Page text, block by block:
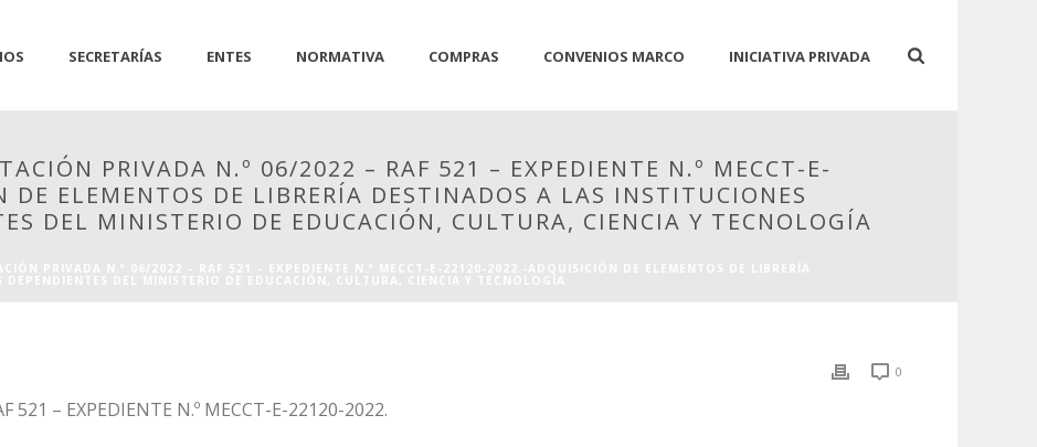
SECRETARÍAS ENTES NORMATIVA COMPRAS CONVENIOS MARCO INICIATIVA PRIVADA
PRIVADA N.º 06/2022 – RAF 521 – EXPEDIENTE N.º MECCT-E-
ELEMENTOS DE LIBRERÍA DESTINADOS A LAS INSTITUCIONES
DEL MINISTERIO DE EDUCACIÓN, CULTURA, CIENCIA Y TECNOLOGÍA
0
521 – EXPEDIENTE N.º MECCT-E-22120-2022.